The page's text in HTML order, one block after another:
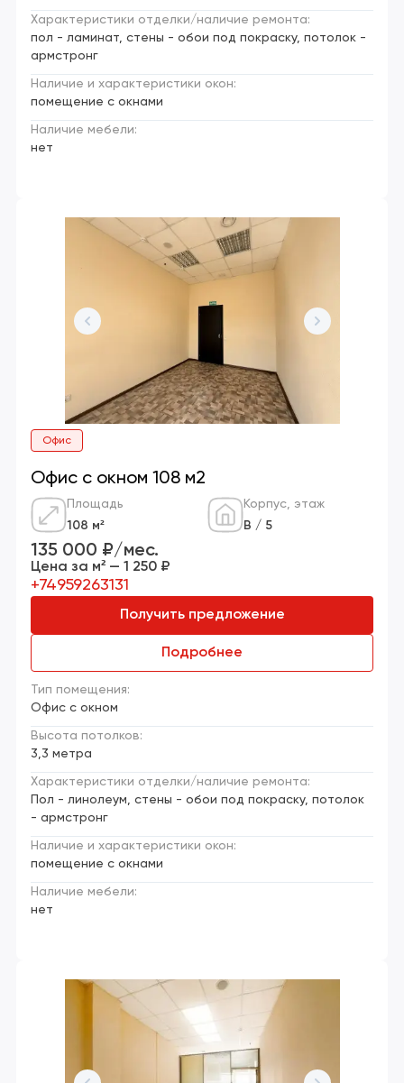
Характеристики отделки/наличие ремонта:
пол - ламинат, стены - обои под покраску, потолок -
армстронг
Наличие и характеристики окон:
помещение с окнами
Наличие мебели:
нет
Офис
Офис с окном 108 м2
Площадь
108 м²
Корпус, этаж
В / 5
Тип помещения:
Офис с окном
Высота потолков:
3,3 метра
Характеристики отделки/наличие ремонта:
Пол - линолеум, стены - обои под покраску, потолок
- армстронг
Наличие и характеристики окон:
помещение с окнами
Наличие мебели:
нет
135 000 ₽/мес.
Цена за м² — 1 250 ₽
+74959263131
Получить предложение
Подробнее